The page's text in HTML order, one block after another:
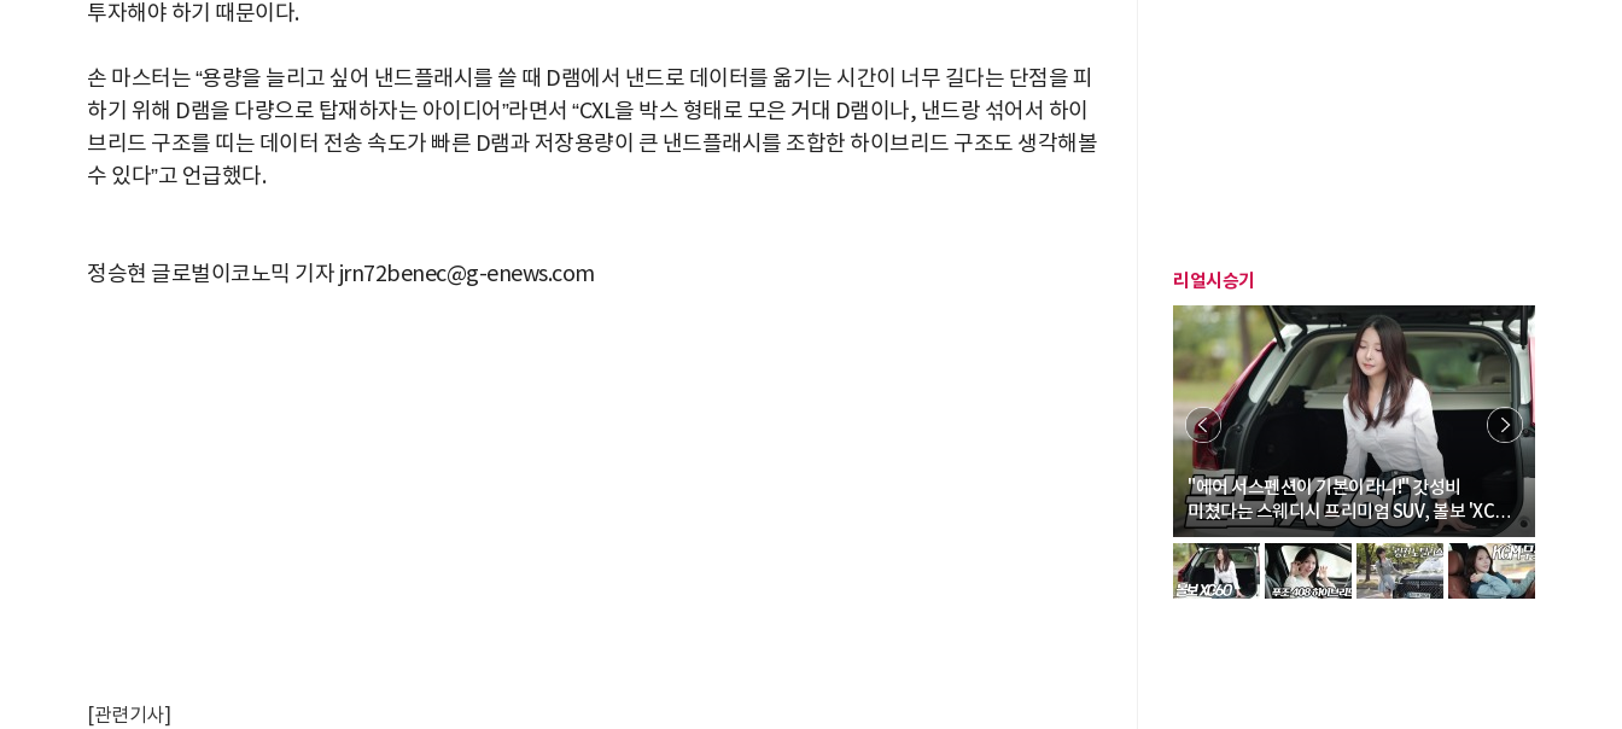
투자해야 하기 때문이다.
손 마스터는 “용량을 늘리고 싶어 낸드플래시를 쓸 때 D램에서 낸드로 데이터를 옮기는 시간이 너무 길다는 단점을 피
하기 위해 D램을 다량으로 탑재하자는 아이디어”라면서 “CXL을 박스 형태로 모은 거대 D램이나, 낸드랑 섞어서 하이
브리드 구조를 띠는 데이터 전송 속도가 빠른 D램과 저장용량이 큰 낸드플래시를 조합한 하이브리드 구조도 생각해볼
수 있다”고 언급했다.
정승현 글로벌이코노믹 기자 jrn72benec@g-enews.com
[관련기사]
리얼시승기
"에어 서스펜션이 기본이라니!" 갓성비
미쳤다는 스웨디시 프리미엄 SUV, 볼보 'XC60
B5 울트라'